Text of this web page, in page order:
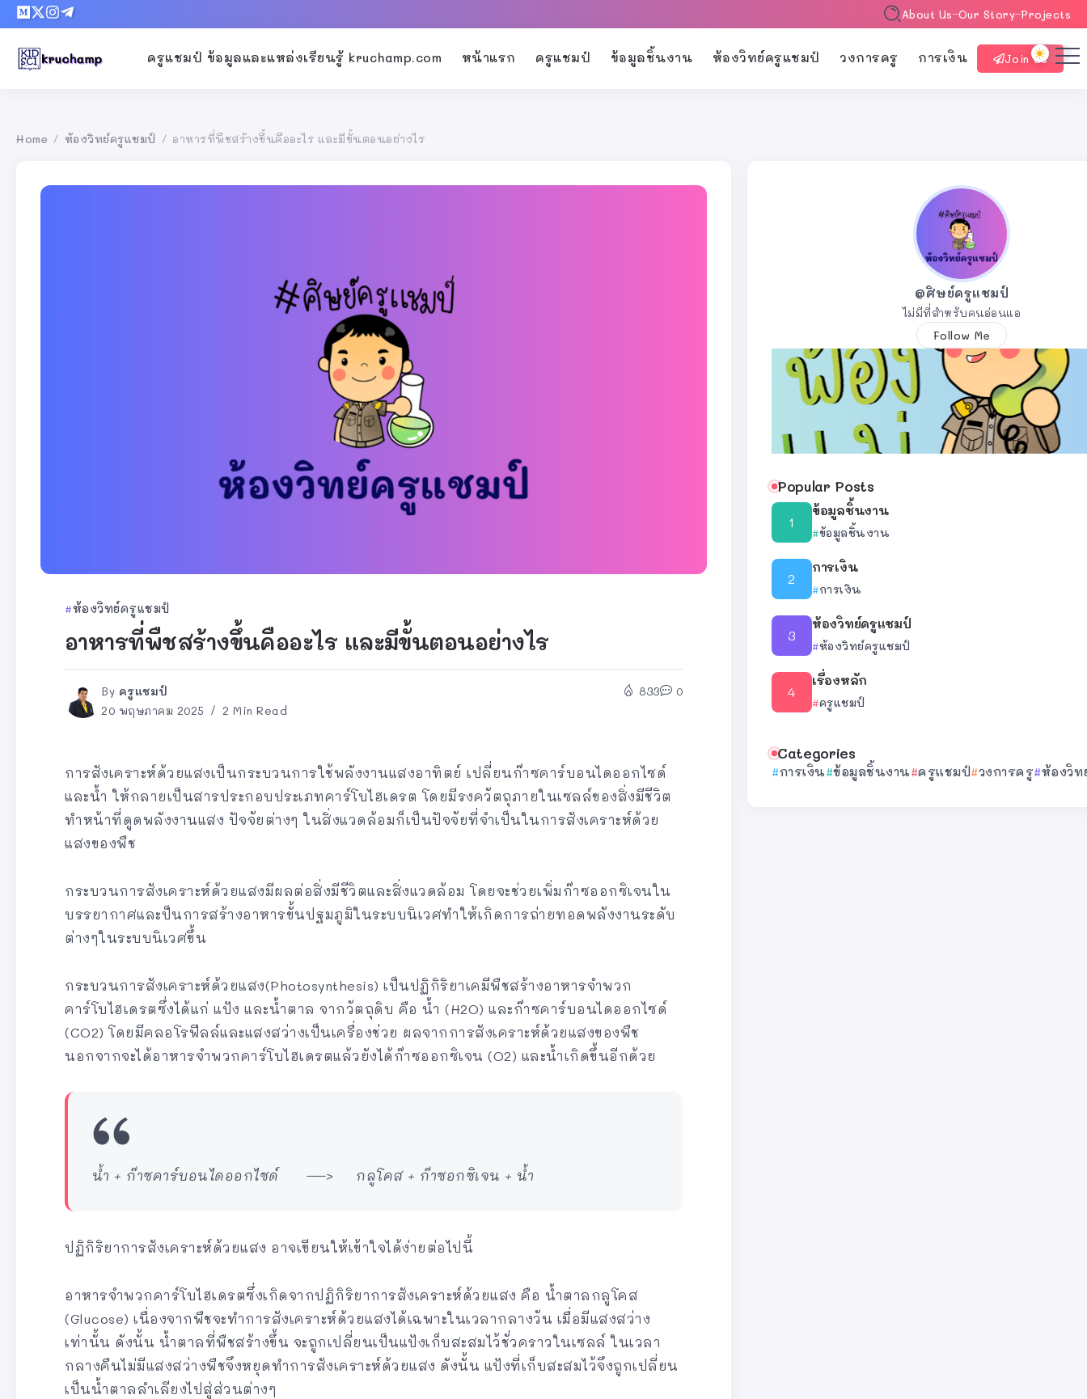
About Us Our Story Projects
ครูแชมป์ ข้อมูลและแหล่งเรียนรู้ kruchamp.com หน้าแรก ครูแชมป์ ข้อมูลชิ้นงาน ห้องวิทย์ครูแชมป์ วงการครู การเงิน Join Us
Home / ห้องวิทย์ครูแชมป์ / อาหารที่พืชสร้างขึ้นคืออะไร และมีขั้นตอนอย่างไร
ห้องวิทย์ครูแชมป์
อาหารที่พืชสร้างขึ้นคืออะไร และมีขั้นตอนอย่างไร
By ครูแชมป์
20 พฤษภาคม 2025
2 Min Read
833 0
การสังเคราะห์ด้วยแสงเป็นกระบวนการใช้พลังงานแสงอาทิตย์ เปลี่ยนก๊าซคาร์บอนไดออกไซด์
และน้ำ ให้กลายเป็นสารประกอบประเภทคาร์โบไฮเดรต โดยมีรงควัตถุภายในเซลล์ของสิ่งมีชีวิต
ทำหน้าที่ดูดพลังงานแสง ปัจจัยต่างๆ ในสิ่งแวดล้อมก็เป็นปัจจัยที่จำเป็นในการสังเคราะห์ด้วย
แสงของพืช
กระบวนการสังเคราะห์ด้วยแสงมีผลต่อสิ่งมีชีวิตและสิ่งแวดล้อม โดยจะช่วยเพิ่มก๊าซออกซิเจนใน
บรรยากาศและป็นการสร้างอาหารขั้นปฐมภูมิในระบบนิเวศทำให้เกิดการถ่ายทอดพลังงานระดับ
ต่างๆในระบบนิเวศขึ้น
กระบวนการสังเคราะห์ด้วยแสง(Photosynthesis) เป็นปฏิกิริยาเคมีพืชสร้างอาหารจำพวก
คาร์โบไฮเดรตซึ่งได้แก่ แป้ง และน้ำตาล จากวัตถุดิบ คือ น้ำ (H2O) และก๊าซคาร์บอนไดออกไซด์
(CO2) โดยมีคลอโรฟีลล์และแสงสว่างเป็นเครื่องช่วย ผลจากการสังเคราะห์ด้วยแสงของพืช
นอกจากจะได้อาหารจำพวกคาร์โบไฮเดรตแล้วยังได้ก๊าซออกซิเจน (O2) และน้ำเกิดขึ้นอีกด้วย
น้ำ + ก๊าซคาร์บอนไดออกไซด์ —> กลูโคส + ก๊าซอกซิเจน + น้ำ
ปฏิกิริยาการสังเคราะห์ด้วยแสง อาจเขียนให้เข้าใจได้ง่ายต่อไปนี้
อาหารจำพวกคาร์โบไฮเดรตซึ่งเกิดจากปฏิกิริยาการสังเคราะห์ด้วยแสง คือ น้ำตาลกลูโคส
(Glucose) เนื่องจากพืชจะทำการสังเคราะห์ด้วยแสงได้เฉพาะในเวลากลางวัน เมื่อมีแสงสว่าง
เท่านั้น ดังนั้น น้ำตาลที่พืชสร้างขึ้น จะถูกเปลี่ยนเป็นแป้งเก็บสะสมไว้ชั่วคราวในเซลล์ ในเวลา
กลางคืนไม่มีแสงสว่างพืชจึงหยุดทำการสังเคราะห์ด้วยแสง ดังนั้น แป้งที่เก็บสะสมไว้จึงถูกเปลี่ยน
เป็นน้ำตาลลำเลียงไปสู่ส่วนต่างๆ
@ศิษย์ครูแชมป์
ไม่มีที่สำหรับคนอ่อนแอ
Follow Me
Popular Posts
ข้อมูลชิ้นงาน
ข้อมูลชิ้นงาน
การเงิน
การเงิน
ห้องวิทย์ครูแชมป์
ห้องวิทย์ครูแชมป์
เรื่องหลัก
ครูแชมป์
Categories
การเงิน ข้อมูลชิ้นงาน ครูแชมป์ วงการครู ห้องวิ